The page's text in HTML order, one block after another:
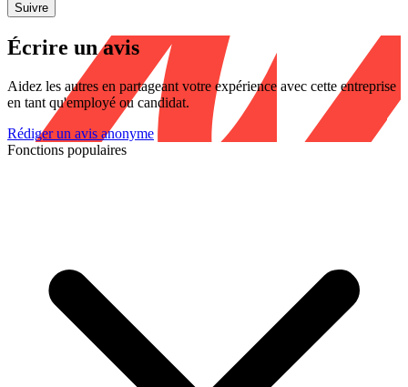
Suivre
Écrire un avis
Aidez les autres en partageant votre expérience avec cette entreprise
en tant qu'employé ou candidat.
Rédiger un avis anonyme
Fonctions populaires